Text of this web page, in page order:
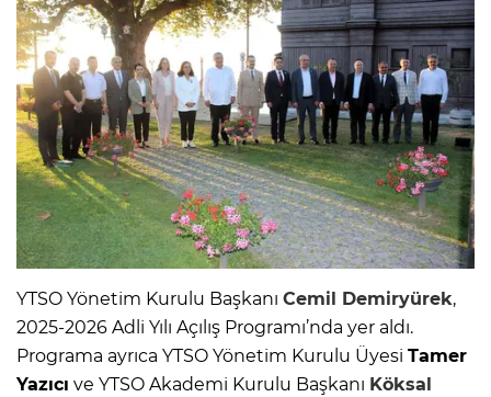
YTSO Yönetim Kurulu Başkanı Cemil Demiryürek,
2025-2026 Adli Yılı Açılış Programı’nda yer aldı.
Programa ayrıca YTSO Yönetim Kurulu Üyesi Tamer
Yazıcı ve YTSO Akademi Kurulu Başkanı Köksal